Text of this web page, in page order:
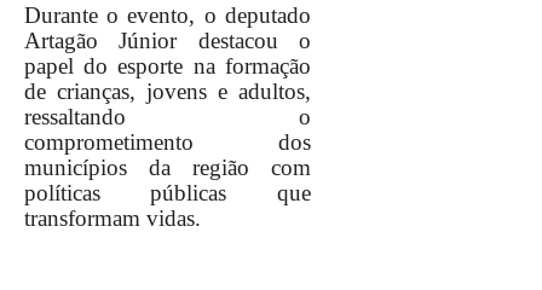
Durante o evento, o deputado
Artagão Júnior destacou o
papel do esporte na formação
de crianças, jovens e adultos,
ressaltando o
comprometimento dos
municípios da região com
políticas públicas que
transformam vidas.